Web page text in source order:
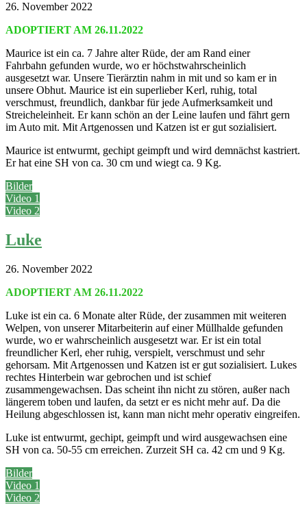
26. November 2022
ADOPTIERT AM 26.11.2022
Maurice ist ein ca. 7 Jahre alter Rüde, der am Rand einer
Fahrbahn gefunden wurde, wo er höchstwahrscheinlich
ausgesetzt war. Unsere Tierärztin nahm in mit und so kam er in
unsere Obhut. Maurice ist ein superlieber Kerl, ruhig, total
verschmust, freundlich, dankbar für jede Aufmerksamkeit und
Streicheleinheit. Er kann schön an der Leine laufen und fährt gern
im Auto mit. Mit Artgenossen und Katzen ist er gut sozialisiert.
Maurice ist entwurmt, gechipt geimpft und wird demnächst kastriert.
Er hat eine SH von ca. 30 cm und wiegt ca. 9 Kg.
Bilder
Video 1
Video 2
Luke
26. November 2022
ADOPTIERT AM 26.11.2022
Luke ist ein ca. 6 Monate alter Rüde, der zusammen mit weiteren
Welpen, von unserer Mitarbeiterin auf einer Müllhalde gefunden
wurde, wo er wahrscheinlich ausgesetzt war. Er ist ein total
freundlicher Kerl, eher ruhig, verspielt, verschmust und sehr
gehorsam. Mit Artgenossen und Katzen ist er gut sozialisiert. Lukes
rechtes Hinterbein war gebrochen und ist schief
zusammengewachsen. Das scheint ihn nicht zu stören, außer nach
längerem toben und laufen, da setzt er es nicht mehr auf. Da die
Heilung abgeschlossen ist, kann man nicht mehr operativ eingreifen.
Luke ist entwurmt, gechipt, geimpft und wird ausgewachsen eine
SH von ca. 50-55 cm erreichen. Zurzeit SH ca. 42 cm und 9 Kg.
Bilder
Video 1
Video 2